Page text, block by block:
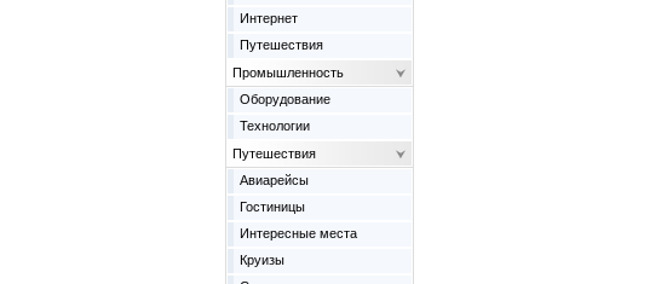
Интернет
Путешествия
Промышленность
Оборудование
Технологии
Путешествия
Авиарейсы
Гостиницы
Интересные места
Круизы